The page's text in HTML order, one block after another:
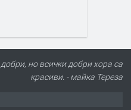
но всички добри хора са
красиви. - майка Тереза